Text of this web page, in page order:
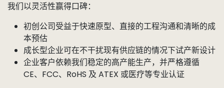
我们以灵活性赢得口碑：
初创公司受益于快速原型、直接的工程沟通和清晰的成
本预估
成长型企业可在不干扰现有供应链的情况下试产新设计
企业客户依赖我们稳定的高产能生产，并严格遵循
CE、FCC、RoHS 及 ATEX 或医疗等专业认证